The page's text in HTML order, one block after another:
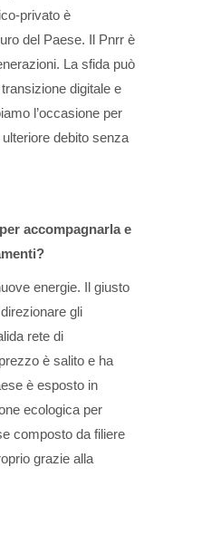
privato è
del Paese. Il Pnrr è
La sfida può
digitale e
l’occasione per
debito senza
accompagnarla e
energie. Il giusto
gli
rete di
è salito e ha
è esposto in
ecologica per
composto da filiere
grazie alla